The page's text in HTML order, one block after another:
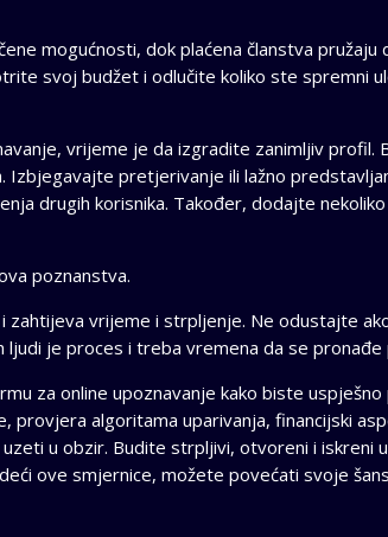
mogućnosti, dok plaćena članstva pružaju
svoj budžet i odlučite koliko ste spremni
vrijeme je da izgradite zanimljiv profil.
Izbjegavajte pretjerivanje ili lažno
drugih korisnika. Također, dodajte
poznanstva.
zahtijeva vrijeme i strpljenje. Ne odustajte
ljudi je proces i treba vremena da se pronađe
za online upoznavanje kako biste uspješno
provjera algoritama uparivanja, financijski
u obzir. Budite strpljivi, otvoreni i iskreni
ove smjernice, možete povećati svoje